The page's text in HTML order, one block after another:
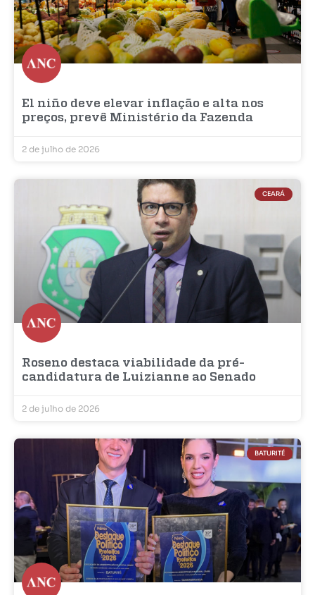
El niño deve elevar inflação e alta nos
preços, prevê Ministério da Fazenda
2 de julho de 2026
CEARÁ
Roseno destaca viabilidade da pré-
candidatura de Luizianne ao Senado
2 de julho de 2026
BATURITÉ